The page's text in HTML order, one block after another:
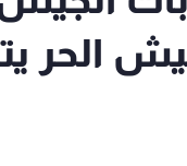
الحر